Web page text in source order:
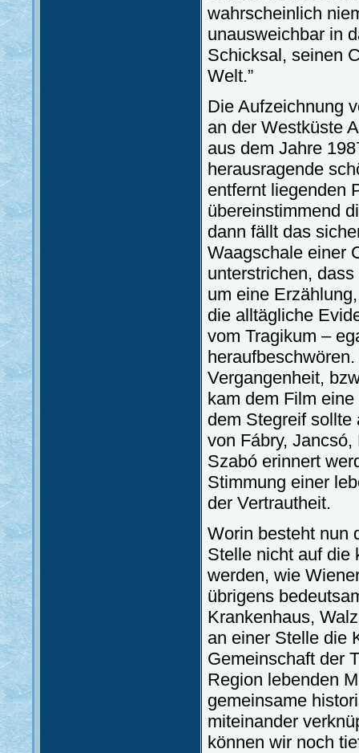
wahrscheinlich
unausweichbar in
Schicksal, seinen
Welt.”
Die Aufzeichnung
an der Westküste
aus dem Jahre
herausragende
entfernt liegenden
übereinstimmend
dann fällt das
Waagschale einer
unterstrichen,
um eine
die alltägliche
vom Tragikum –
Vergangenheit,
kam dem Film
dem Stegreif sollte
von Fábry,
Szabó erinnert
Stimmung einer
der Vertrautheit.
Worin besteht nun
Stelle nicht auf die
werden, wie
übrigens
Krankenhaus,
an einer Stelle die
Gemeinschaft der
Region lebenden
gemeinsame
miteinander
können wir noch